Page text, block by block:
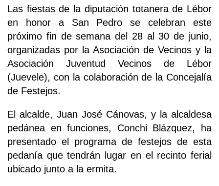
Las fiestas de la diputación totanera de Lébor
en honor a San Pedro se celebran este
próximo fin de semana del 28 al 30 de junio,
organizadas por la Asociación de Vecinos y la
Asociación Juventud Vecinos de Lébor
(Juevele), con la colaboración de la Concejalía
de Festejos.
El alcalde, Juan José Cánovas, y la alcaldesa
pedánea en funciones, Conchi Blázquez, ha
presentado el programa de festejos de esta
pedanía que tendrán lugar en el recinto ferial
ubicado junto a la ermita.